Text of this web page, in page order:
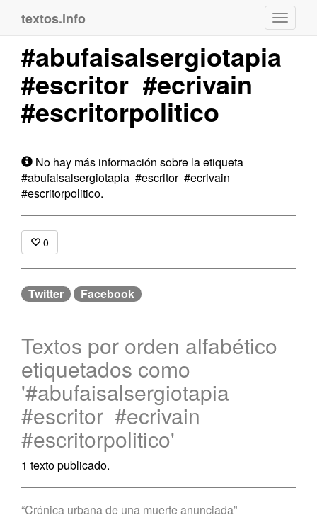
textos.info
#abufaisalsergiotapia
#escritor #ecrivain
#escritorpolitico
No hay más información sobre la etiqueta
#abufaisalsergiotapia #escritor #ecrivain
#escritorpolitico.
0
Twitter Facebook
Textos por orden alfabético
etiquetados como
'#abufaisalsergiotapia
#escritor #ecrivain
#escritorpolitico'
1 texto publicado.
“Crónica urbana de una muerte anunciada”